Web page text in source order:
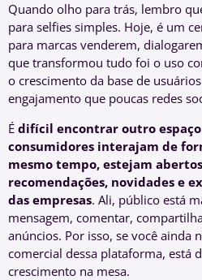
Quando olho para trás, lembro
para selfies simples. Hoje, é um
para marcas venderem,
que transformou tudo foi o uso
o crescimento da base de
engajamento que poucas redes
É difícil encontrar outro
consumidores interajam de
mesmo tempo, estejam
recomendações, novidades e
das empresas. Ali, público está
mensagem, comentar,
anúncios. Por isso, se você ainda
comercial dessa plataforma, está
crescimento na mesa.